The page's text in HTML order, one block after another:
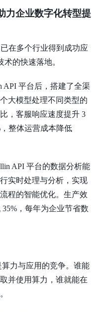
力企业数字化转型提
在多个行业得到成功应
的快速落地。
API 平台后，搭建了全渠
大模型处理不同类型的
，客服响应速度提升 3
整体运营成本降低
API 平台的数据分析能
实时处理与分析，实现
程的智能优化。生产效
，每年为企业节省数
力与应用的竞争。谁能
并使用算力，谁就能在